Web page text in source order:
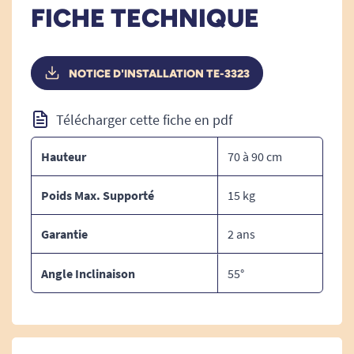
allongé dans votre lit.
pour stabiliser la table. Vous pouvez ainsi vous
appuyer légèrement dessus sans que celle-ci ne
Caractéristiques techniques de
la table de lit inclinable et
réglable :
DIMENSIONS :
FICHE TECHNIQUE
NOTICE D'INSTALLATION TE-3323
Télécharger cette fiche en pdf
Hauteur 70 à 90 cm
Poids Max. Supporté 15 kg
Garantie 2 ans
Angle Inclinaison 55°